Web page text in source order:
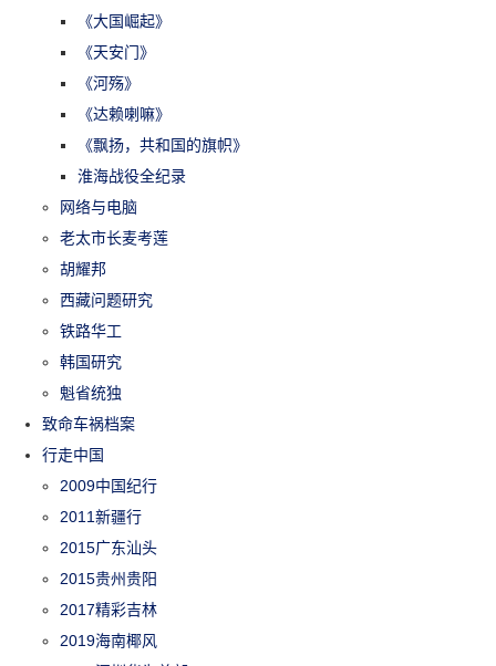
《大国崛起》
《天安门》
《河殇》
《达赖喇嘛》
《飘扬，共和国的旗帜》
淮海战役全纪录
网络与电脑
老太市长麦考莲
胡耀邦
西藏问题研究
铁路华工
韩国研究
魁省统独
致命车祸档案
行走中国
2009中国纪行
2011新疆行
2015广东汕头
2015贵州贵阳
2017精彩吉林
2019海南椰风